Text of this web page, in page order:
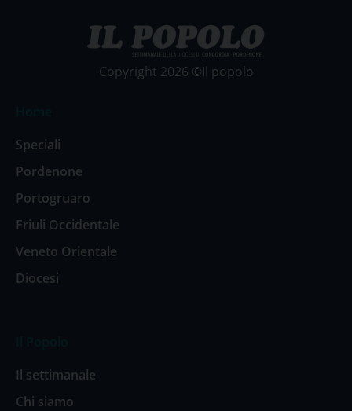
Copyright 2026 ©Il popolo
Speciali
Pordenone
Portogruaro
Friuli Occidentale
Veneto Orientale
Diocesi
Il settimanale
Chi siamo